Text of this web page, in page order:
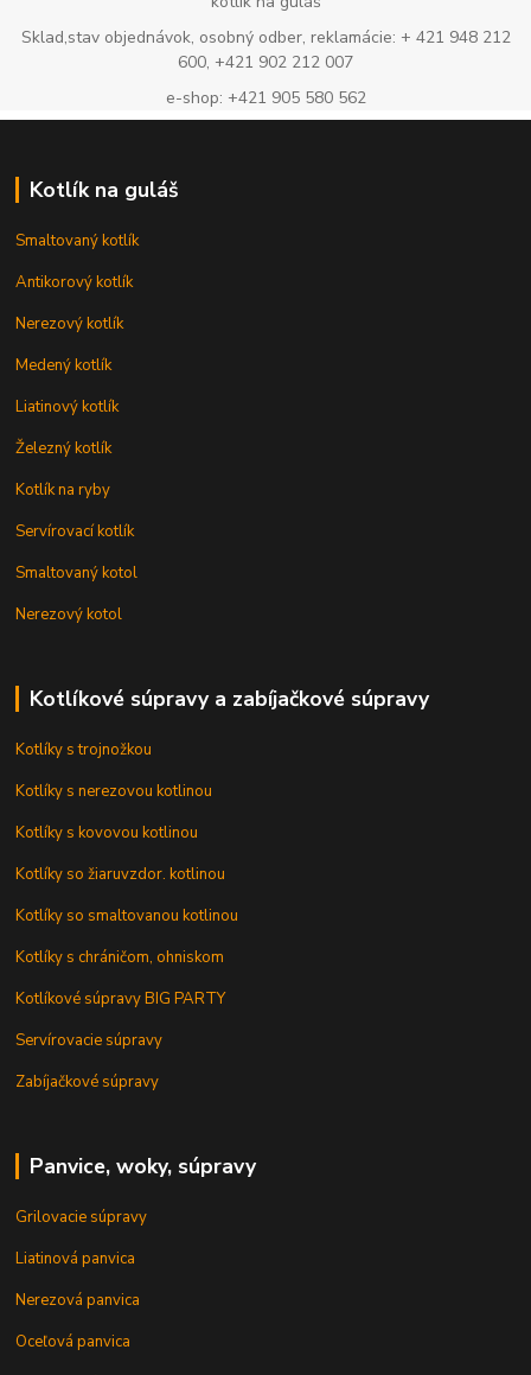
Sklad,stav objednávok, osobný odber, reklamácie: + 421 948 212
600, +421 902 212 007
e-shop: +421 905 580 562
Kotlík na guláš
Smaltovaný kotlík
Antikorový kotlík
Nerezový kotlík
Medený kotlík
Liatinový kotlík
Železný kotlík
Kotlík na ryby
Servírovací kotlík
Smaltovaný kotol
Nerezový kotol
Kotlíkové súpravy a zabíjačkové súpravy
Kotlíky s trojnožkou
Kotlíky s nerezovou kotlinou
Kotlíky s kovovou kotlinou
Kotlíky so žiaruvzdor. kotlinou
Kotlíky so smaltovanou kotlinou
Kotlíky s chráničom, ohniskom
Kotlíkové súpravy BIG PARTY
Servírovacie súpravy
Zabíjačkové súpravy
Panvice, woky, súpravy
Grilovacie súpravy
Liatinová panvica
Nerezová panvica
Oceľová panvica